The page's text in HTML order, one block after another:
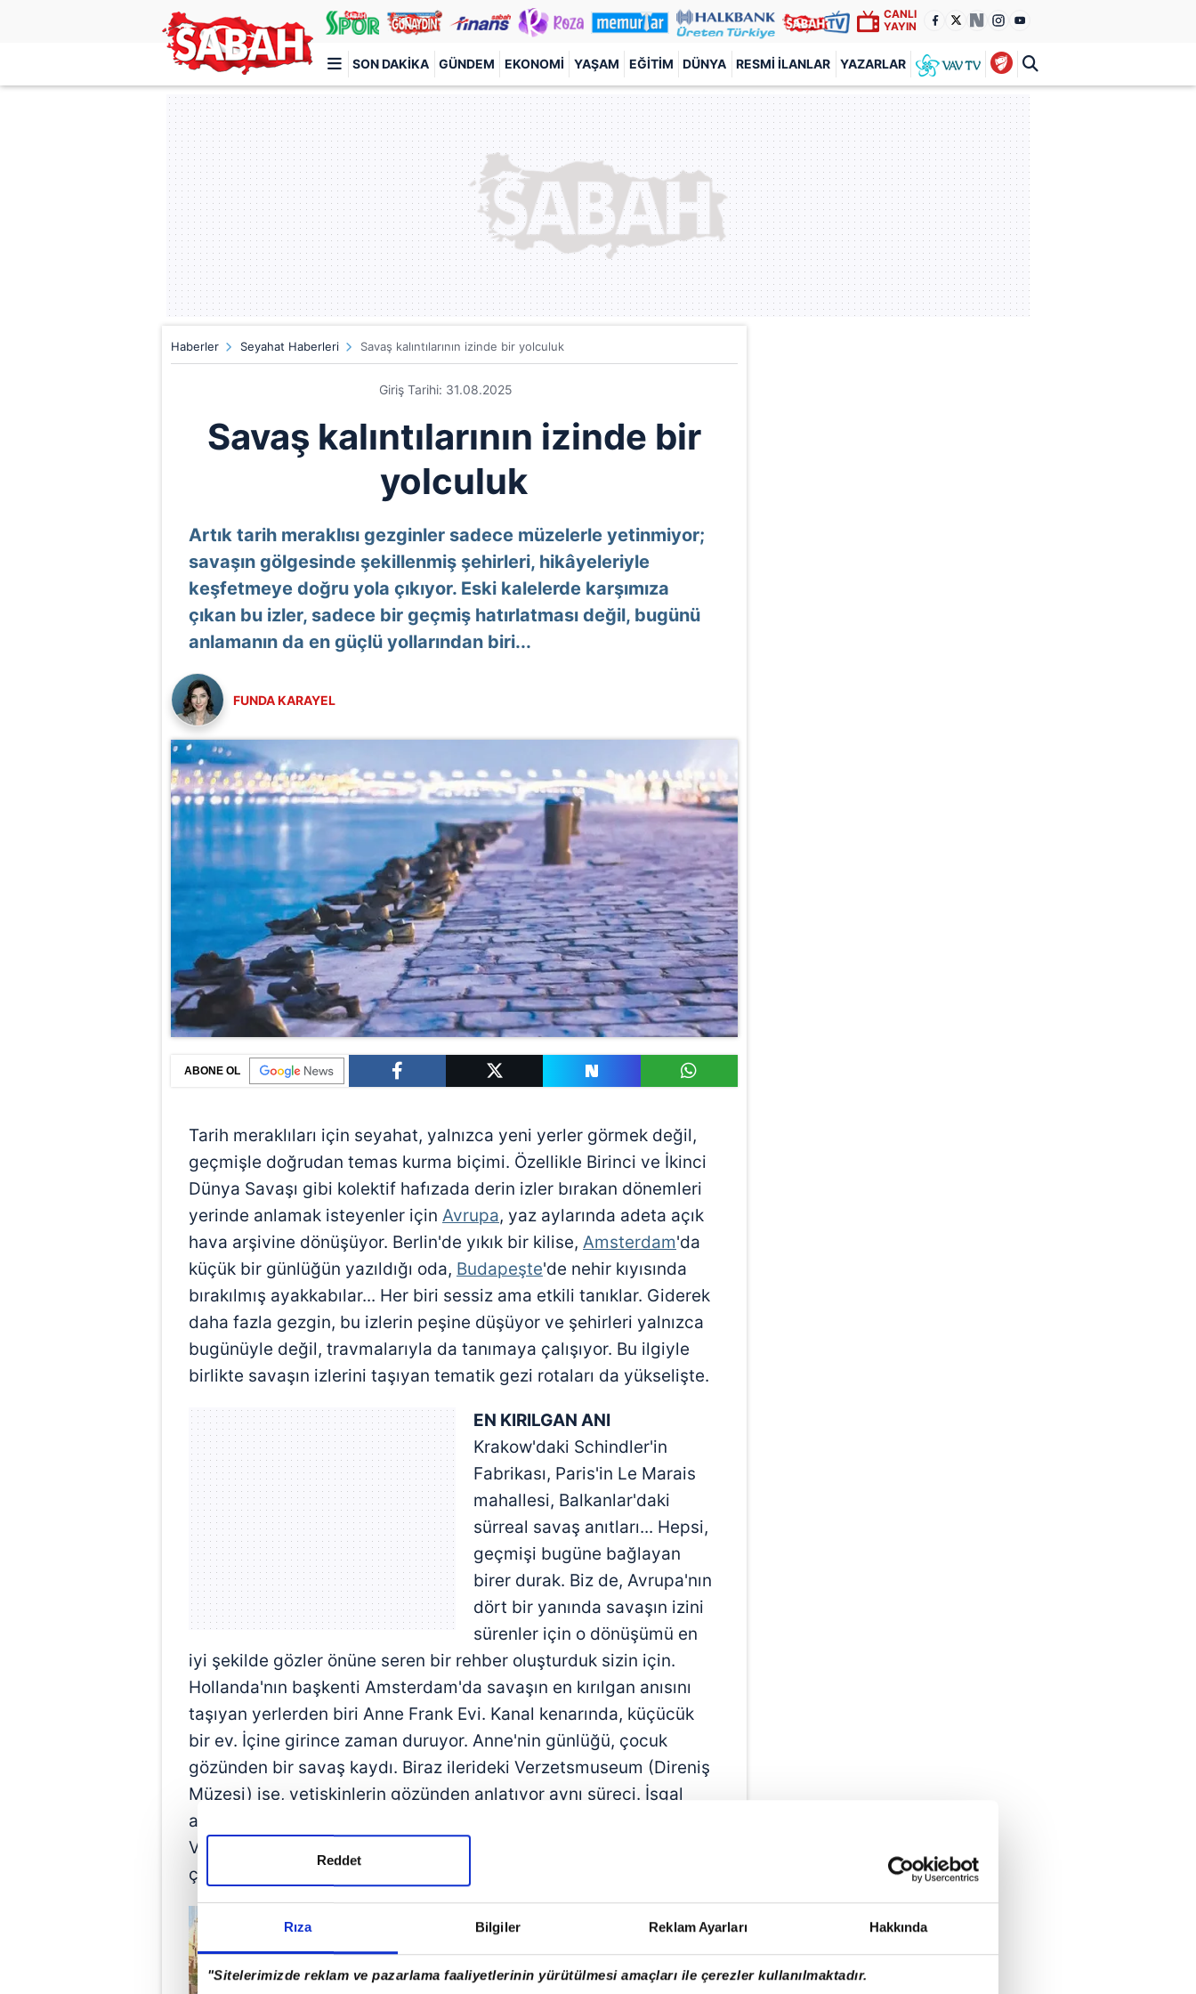
Rıza Bilgiler Reklam Ayarları Hakkında
"Sitelerimizde reklam ve pazarlama faaliyetlerinin yürütülmesi amaçları ile çerezler kullanılmaktadır.
Reddet
CANLI
YAYIN
SON DAKIKA GÜNDEM EKONOMI YAŞAM EĞITIM DÜNYA RESMI İLANLAR YAZARLAR
Türkiye'nin en iyi haber sitesi
Haberler Seyahat Haberleri Savaş kalıntılarının izinde bir yolculuk
Giriş Tarihi: 31.08.2025
Savaş kalıntılarının izinde bir
yolculuk
Artık tarih meraklısı gezginler sadece müzelerle yetinmiyor;
savaşın gölgesinde şekillenmiş şehirleri, hikâyeleriyle
keşfetmeye doğru yola çıkıyor. Eski kalelerde karşımıza
çıkan bu izler, sadece bir geçmiş hatırlatması değil, bugünü
anlamanın da en güçlü yollarından biri...
FUNDA KARAYEL
ABONE OL
Tarih meraklıları için seyahat, yalnızca yeni yerler görmek değil,
geçmişle doğrudan temas kurma biçimi. Özellikle Birinci ve İkinci
Dünya Savaşı gibi kolektif hafızada derin izler bırakan dönemleri
yerinde anlamak isteyenler için Avrupa, yaz aylarında adeta açık
hava arşivine dönüşüyor. Berlin'de yıkık bir kilise, Amsterdam'da
küçük bir günlüğün yazıldığı oda, Budapeşte'de nehir kıyısında
bırakılmış ayakkabılar... Her biri sessiz ama etkili tanıklar. Giderek
daha fazla gezgin, bu izlerin peşine düşüyor ve şehirleri yalnızca
bugünüyle değil, travmalarıyla da tanımaya çalışıyor. Bu ilgiyle
birlikte savaşın izlerini taşıyan tematik gezi rotaları da yükselişte.
EN KIRILGAN ANI
Krakow'daki Schindler'in
Fabrikası, Paris'in Le Marais
mahallesi, Balkanlar'daki
sürreal savaş anıtları... Hepsi,
geçmişi bugüne bağlayan
birer durak. Biz de, Avrupa'nın
dört bir yanında savaşın izini
sürenler için o dönüşümü en
iyi şekilde gözler önüne seren bir rehber oluşturduk sizin için.
Hollanda'nın başkenti Amsterdam'da savaşın en kırılgan anısını
taşıyan yerlerden biri Anne Frank Evi. Kanal kenarında, küçücük
bir ev. İçine girince zaman duruyor. Anne'nin günlüğü, çocuk
gözünden bir savaş kaydı. Biraz ilerideki Verzetsmuseum (Direniş
Müzesi) ise, yetişkinlerin gözünden anlatıyor aynı süreci. İşgal
altında yaşam neydi? Kim direndi, kim sustu? Tüm detaylar orada.
Ve yaz güneşinde Amsterdam, bu karanlık hikâyeleri daha da
çarpıcı kılıyor.